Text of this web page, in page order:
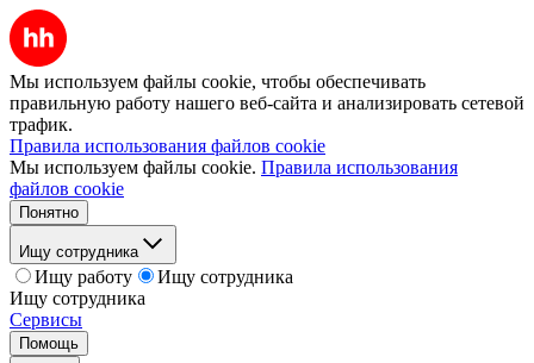
Мы используем файлы cookie, чтобы обеспечивать
правильную работу нашего веб-сайта и анализировать сетевой
трафик.
Правила использования файлов cookie
Мы используем файлы cookie. Правила использования
файлов cookie
Понятно
Ищу сотрудника
Ищу работу
Ищу сотрудника
Ищу сотрудника
Сервисы
Помощь